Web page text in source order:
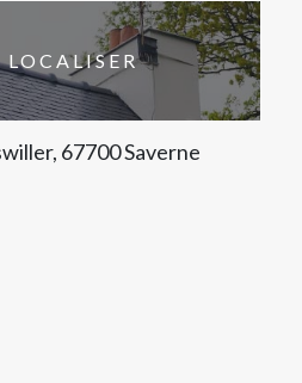
LOCALISER
67700 Saverne